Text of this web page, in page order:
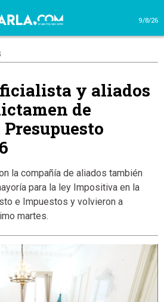
9/8/26
y aliados
de
la compañía de aliados también
para la ley Impositiva en la
e Impuestos y volvieron a
martes.